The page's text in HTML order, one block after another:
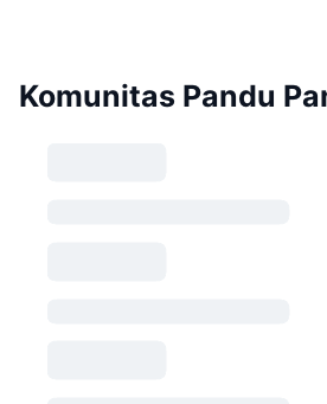
Komunitas Pandu